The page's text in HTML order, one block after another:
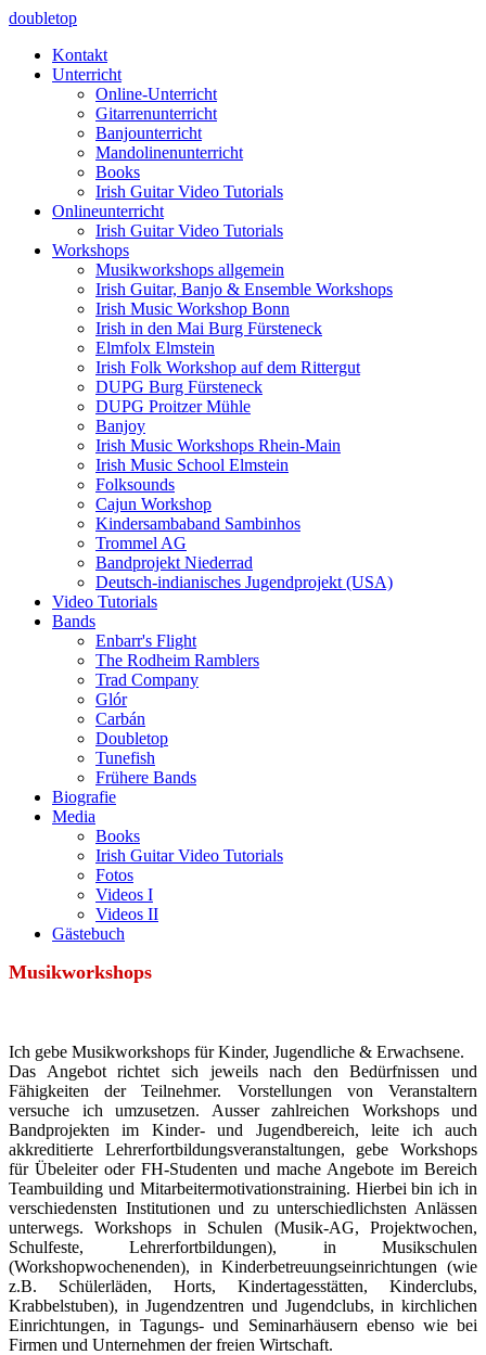
doubletop
Kontakt
Unterricht
Online-Unterricht
Gitarrenunterricht
Banjounterricht
Mandolinenunterricht
Books
Irish Guitar Video Tutorials
Onlineunterricht
Irish Guitar Video Tutorials
Workshops
Musikworkshops allgemein
Irish Guitar, Banjo & Ensemble Workshops
Irish Music Workshop Bonn
Irish in den Mai Burg Fürsteneck
Elmfolx Elmstein
Irish Folk Workshop auf dem Rittergut
DUPG Burg Fürsteneck
DUPG Proitzer Mühle
Banjoy
Irish Music Workshops Rhein-Main
Irish Music School Elmstein
Folksounds
Cajun Workshop
Kindersambaband Sambinhos
Trommel AG
Bandprojekt Niederrad
Deutsch-indianisches Jugendprojekt (USA)
Video Tutorials
Bands
Enbarr's Flight
The Rodheim Ramblers
Trad Company
Glór
Carbán
Doubletop
Tunefish
Frühere Bands
Biografie
Media
Books
Irish Guitar Video Tutorials
Fotos
Videos I
Videos II
Gästebuch
Musikworkshops
Ich gebe Musikworkshops für Kinder, Jugendliche & Erwachsene.
Das Angebot richtet sich jeweils nach den Bedürfnissen und
Fähigkeiten der Teilnehmer. Vorstellungen von Veranstaltern
versuche ich umzusetzen. Ausser zahlreichen Workshops und
Bandprojekten im Kinder- und Jugendbereich, leite ich auch
akkreditierte Lehrerfortbildungsveranstaltungen, gebe Workshops
für Übeleiter oder FH-Studenten und mache Angebote im Bereich
Teambuilding und Mitarbeitermotivationstraining. Hierbei bin ich in
verschiedensten Institutionen und zu unterschiedlichsten Anlässen
unterwegs. Workshops in Schulen (Musik-AG, Projektwochen,
Schulfeste, Lehrerfortbildungen), in Musikschulen
(Workshopwochenenden), in Kinderbetreuungseinrichtungen (wie
z.B. Schülerläden, Horts, Kindertagesstätten, Kinderclubs,
Krabbelstuben), in Jugendzentren und Jugendclubs, in kirchlichen
Einrichtungen, in Tagungs- und Seminarhäusern ebenso wie bei
Firmen und Unternehmen der freien Wirtschaft.